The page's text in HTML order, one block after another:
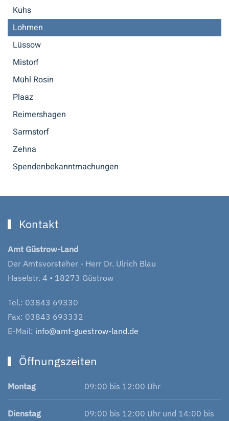
Kuhs
Lohmen
Lüssow
Mistorf
Mühl Rosin
Plaaz
Reimershagen
Sarmstorf
Zehna
Spendenbekannt­machungen
Kontakt
Amt Güstrow-Land
Der Amtsvorsteher - Herr Dr. Ulrich Blau
Haselstr. 4 • 18273 Güstrow
Tel.: 03843 69330
Fax: 03843 693332
E-Mail: info@amt-guestrow-land.de
Öffnungszeiten
Montag 09:00 bis 12:00 Uhr
Dienstag 09:00 bis 12:00 Uhr und 14:00 bis